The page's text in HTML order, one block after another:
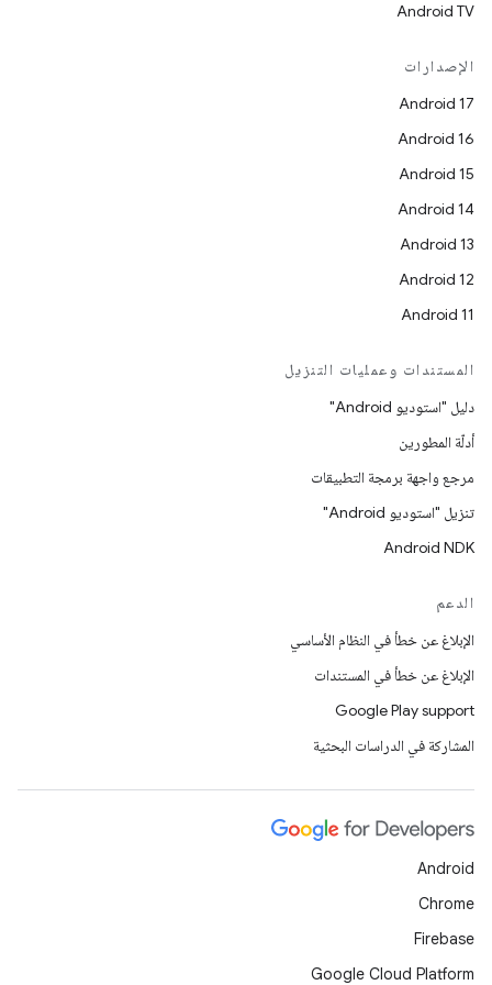
Android TV
الإصدارات
Android 17
Android 16
Android 15
Android 14
Android 13
Android 12
Android 11
المستندات وعمليات التنزيل
دليل "استوديو Android"
أدلّة المطورين
مرجع واجهة برمجة التطبيقات
تنزيل "استوديو Android"
Android NDK
الدعم
الإبلاغ عن خطأ في النظام الأساسي
الإبلاغ عن خطأ في المستندات
Google Play support
المشاركة في الدراسات البحثية
Android
Chrome
Firebase
Google Cloud Platform